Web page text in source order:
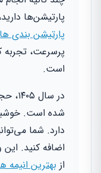
پارتیشن‌ها
پارتیشن بندی
پرسرعت، تجربه
است.
در
شده است.
دارد. شما
اضافه کنید.
از بهترین انیمه